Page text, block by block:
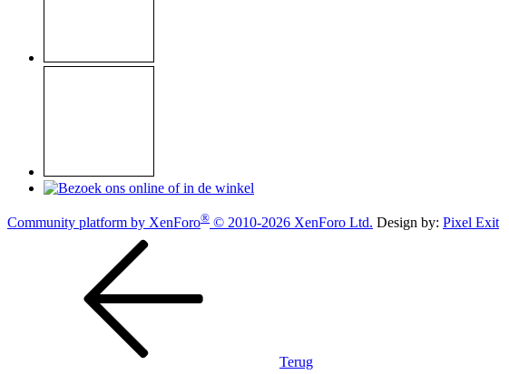
Community platform by XenForo® © 2010-2026 XenForo Ltd. Design by: Pixel Exit
Terug